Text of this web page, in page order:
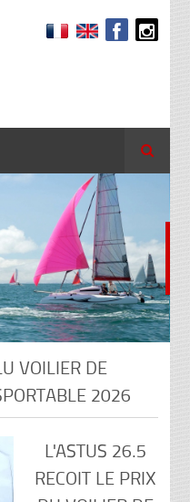
•••
VOILIER DE
2026
L'ASTUS 26.5
RECOIT LE PRIX